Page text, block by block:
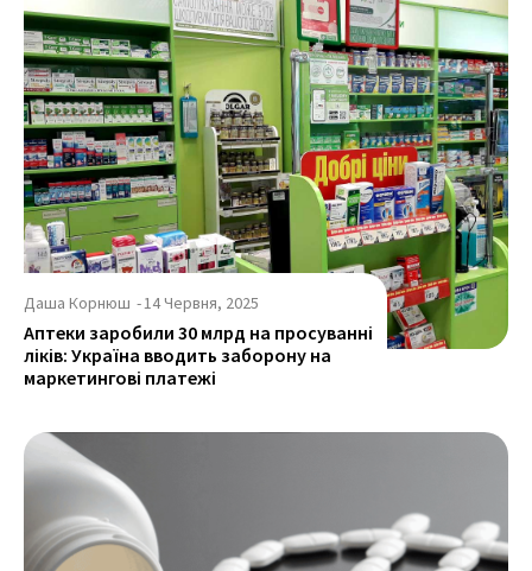
Даша Корнюш -14 Червня, 2025
Аптеки заробили 30 млрд на просуванні
ліків: Україна вводить заборону на
маркетингові платежі